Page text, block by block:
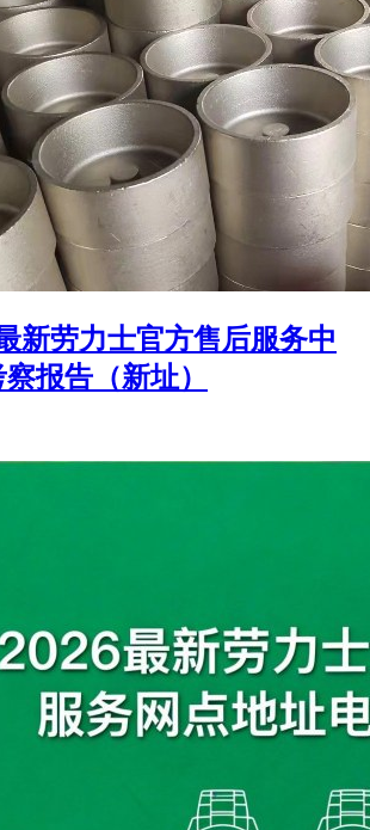
新劳力士官方售后服务中
报告（新址）